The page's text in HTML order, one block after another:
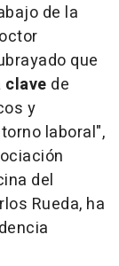
de la
que
clave de
y
laboral",
del
Rueda, ha